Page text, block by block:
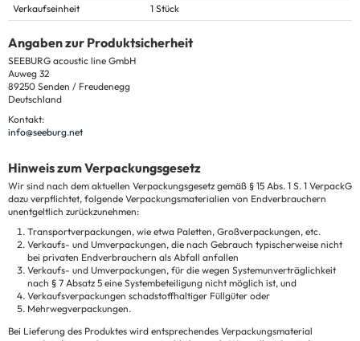
Verkaufseinheit
1 Stück
Angaben zur Produktsicherheit
SEEBURG acoustic line GmbH
Auweg 32
89250 Senden / Freudenegg
Deutschland
Kontakt:
info@seeburg.net
Hinweis zum Verpackungsgesetz
Wir sind nach dem aktuellen Verpackungsgesetz gemäß § 15 Abs. 1 S. 1 VerpackG
dazu verpflichtet, folgende Verpackungsmaterialien von Endverbrauchern
unentgeltlich zurückzunehmen:
Transportverpackungen, wie etwa Paletten, Großverpackungen, etc.
Verkaufs- und Umverpackungen, die nach Gebrauch typischerweise nicht
bei privaten Endverbrauchern als Abfall anfallen
Verkaufs- und Umverpackungen, für die wegen Systemunverträglichkeit
nach § 7 Absatz 5 eine Systembeteiligung nicht möglich ist, und
Verkaufsverpackungen schadstoffhaltiger Füllgüter oder
Mehrwegverpackungen.
Bei Lieferung des Produktes wird entsprechendes Verpackungsmaterial